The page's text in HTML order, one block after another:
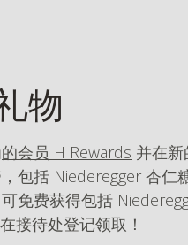
物
的会员 H Rewards 并在新
包括 Niederegger 杏
免费获得包括
接待处登记领取！